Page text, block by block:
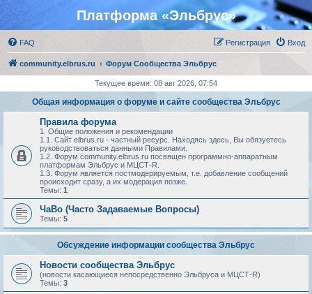
Платформа «Эльбрус»
FAQ Вход
Регистрация
community.elbrus.ru Форум Сообщества Эльбрус
Текущее время: 08 авг 2026, 07:54
Общая информация о форуме и сайте сообщества Эльбрус
Правила форума
1. Общие положения и рекомендации
1.1. Сайт elbrus.ru - частный ресурс. Находясь здесь, Вы обязуетесь
руководствоваться данными Правилами.
1.2. Форум community.elbrus.ru посвящен программно-аппаратным
платформам Эльбрус и МЦСТ-R.
1.3. Форум является постмодерируемым, т.е. добавление сообщений
происходит сразу, а их модерация позже.
Темы: 1
ЧаВо (Часто Задаваемые Вопросы)
Темы: 5
Обсуждение информации сообщества Эльбрус
Новости сообщества Эльбрус
(новости касающиеся непосредственно Эльбруса и МЦСТ-R)
Темы: 3